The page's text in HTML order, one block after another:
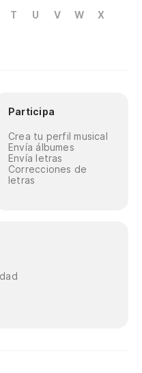
T U V W
X
Participa
Crea tu perfil musical
Envía álbumes
Envía letras
Correcciones de
letras